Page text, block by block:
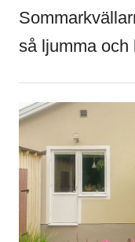
så ljumma